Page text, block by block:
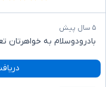
۵ سال پیش
بادرودوسلام به خواهرتان